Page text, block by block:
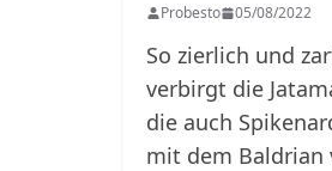
Probesto 05/08/2022
So zierlich und
verbirgt die
die auch
mit dem Baldrian